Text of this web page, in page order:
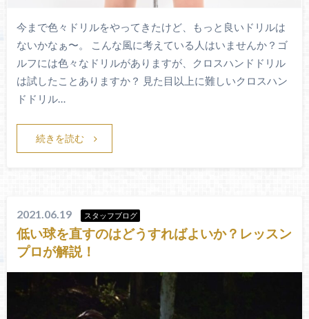
今まで色々ドリルをやってきたけど、もっと良いドリルは
ないかなぁ〜。 こんな風に考えている人はいませんか？ゴ
ルフには色々なドリルがありますが、クロスハンドドリル
は試したことありますか？ 見た目以上に難しいクロスハン
ドドリル…
続きを読む
2021.06.19 スタッフブログ
低い球を直すのはどうすればよいか？レッスン
プロが解説！